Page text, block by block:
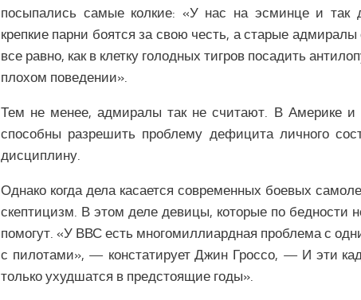
посыпались самые колкие: «У нас на эсминце и так
крепкие парни боятся за свою честь, а старые
все равно, как в клетку голодных тигров посадить
плохом поведении».
Тем не менее, адмиралы так не считают. В Америке
способны разрешить проблему дефицита личного
дисциплину.
Однако когда дела касается современных боевых
скептицизм. В этом деле девицы, которые по бедности
помогут. «У ВВС есть многомиллиардная проблема с
с пилотами», — констатирует Джин Гроссо, — И эти
только ухудшатся в предстоящие годы».